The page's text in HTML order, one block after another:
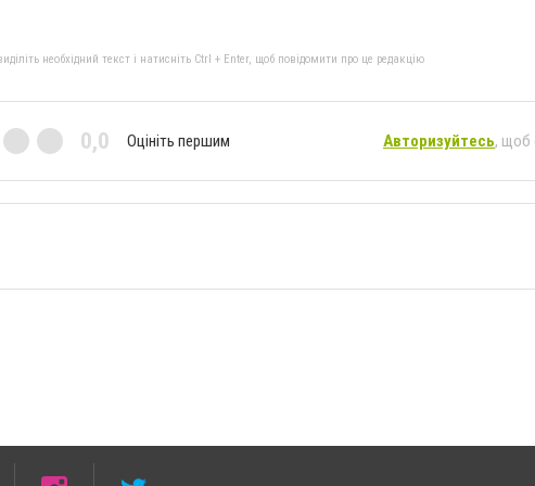
необхідний текст і натисніть Ctrl + Enter, щоб повідомити про це редакцію
0,0 Оцініть першим Авторизуйтесь, щоб